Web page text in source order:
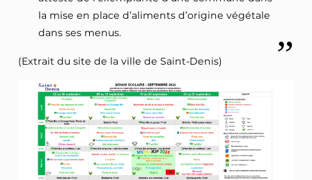
la mise en place d’aliments d’origine végétale
dans ses menus.
(Extrait du site de la ville de Saint-Denis)